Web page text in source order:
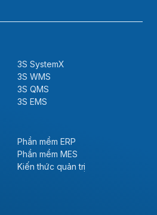
3S SystemX
3S WMS
3S QMS
3S EMS
Phần mềm ERP
Phần mềm MES
Kiến thức quản trị